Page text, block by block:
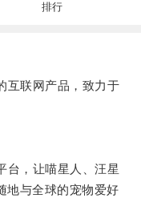
排行
联网产品，致力于
，让喵星人、汪星
地与全球的宠物爱好